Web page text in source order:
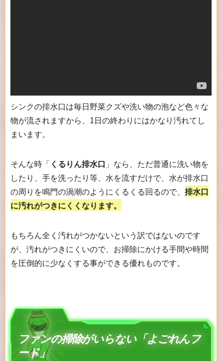
シンクの排水口は毎日野菜クズや洗い物の泡など色々な
物が流されますから、1日の終わりにはかなり汚れてし
まいます。
そんな時「 くるりん排水口 」なら、ただ普通に洗い物を
したり、手を洗ったり等、水を流すだけで、水が排水口
の周りを鳴門の渦潮のようにくるくる回るので、 排水口
に汚れがつきにくくなります。
もちろん全く汚れがつかないという訳ではないのです
が、汚れがつきにくいので、お掃除にかける手間や時間
を圧倒的に少なくする事ができる優れものです。
ファンの掃除がいらない「よごれんフ
ード」